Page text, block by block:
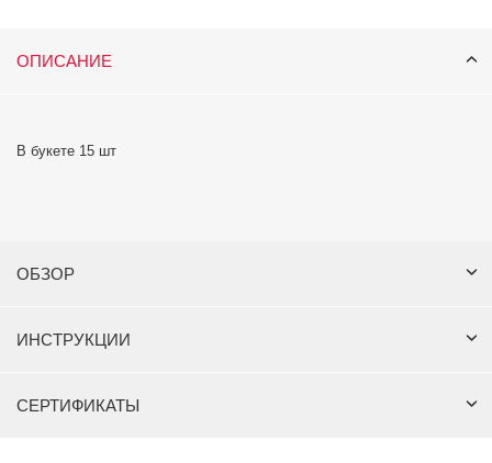
ОПИСАНИЕ
В букете 15 шт
ОБЗОР
ИНСТРУКЦИИ
СЕРТИФИКАТЫ